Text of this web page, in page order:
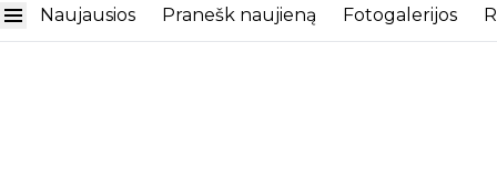
Naujausios Pranešk naujieną Fotogalerijos